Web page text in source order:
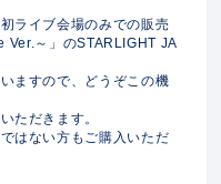
ライブ会場のみでの販売
～」のSTARLIGHT JA
ますので、どうぞこの機
ただきます。
はない方もご購入いただ